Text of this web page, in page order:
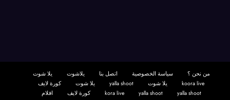
من نحن ؟ سياسة الخصوصية اتصل بنا يلاشوت
يلا شوت
koora live
يلا شوت yalla shoot يلا شوت
كورة لايف
yalla shoot
yalla shoot
kora live كورة لايف
افلام